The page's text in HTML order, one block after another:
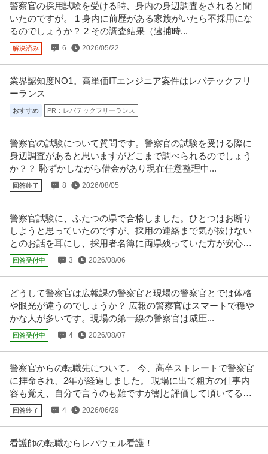
文京区／転勤なし／電気設備設計（UR・商業施設など）残業20H
／フレックス／服装自由
株式会社窓和エンジニアリング
新着 正社員 交通費支給 学歴不問 昇給あり
年収500万円〜800万円
株式会社窓和エンジニアリング 【文京区／転勤なし】電気設備設計（UR・
商業施設など）◇残業20H／…続きを見る
首都圏／未経験歓迎／会社説明会(8月20日12:10開始)手に職つけ
て働く／研修制度／土日祝休
株式会社ワット・コンサルティング
新着 正社員 未経験OK 交通費支給 昇給あり
年収360万円〜500万円
株式会社ワット・コンサルティング 【首都圏／未経験歓迎】会社説明会(8月
20日12:10開始)◇手…続きを見る
電気工事の職人・職長／賞与年4~7か月夜勤なし公共工事のみほぼ
東京23区内のみ元請会社の職人
日東電工株式会社
新着 昇給あり 資格取得支援制度 夜勤なし
【職種】建築・土木＞その他 【業種】建設＞設備・電気 ※会員属性などに応
提供：ビズリーチ
この条件の求人をもっと見る
警察官の採用試験を受ける時、身内の身辺調査をされると聞
いたのですが。 1 身内に前歴がある家族がいたら不採用にな
るのでしょうか？ 2 その調査結果（逮捕時...
解決済み 6 2026/05/22
業界認知度NO1。高単価ITエンジニア案件はレバテックフリ
ーランス
おすすめ PR：レバテックフリーランス
警察官の試験について質問です。警察官の試験を受ける際に
身辺調査があると思いますがどこまで調べられるのでしょう
か？？ 恥ずかしながら借金があり現在任意整理中...
回答終了 8 2026/08/05
警察官試験に、ふたつの県で合格しました。ひとつはお断り
しようと思っていたのですが、採用の連絡まで気が抜けない
とのお話を耳にし、採用者名簿に両県残っていた方が安心な
のかと思いました。
回答受付中 3 2026/08/06
どうして警察官は広報課の警察官と現場の警察官とでは体格
や眼光が違うのでしょうか？ 広報の警察官はスマートで穏や
かな人が多いです。現場の第一線の警察官は威圧...
回答受付中 4 2026/08/07
警察官からの転職先について。 今、高卒ストレートで警察官
に拝命され、2年が経過しました。 現場に出て粗方の仕事内
容も覚え、自分で言うのも難ですが割と評価して頂いてる方
だと思います。
回答終了 4 2026/06/29
看護師の転職ならレバウェル看護！